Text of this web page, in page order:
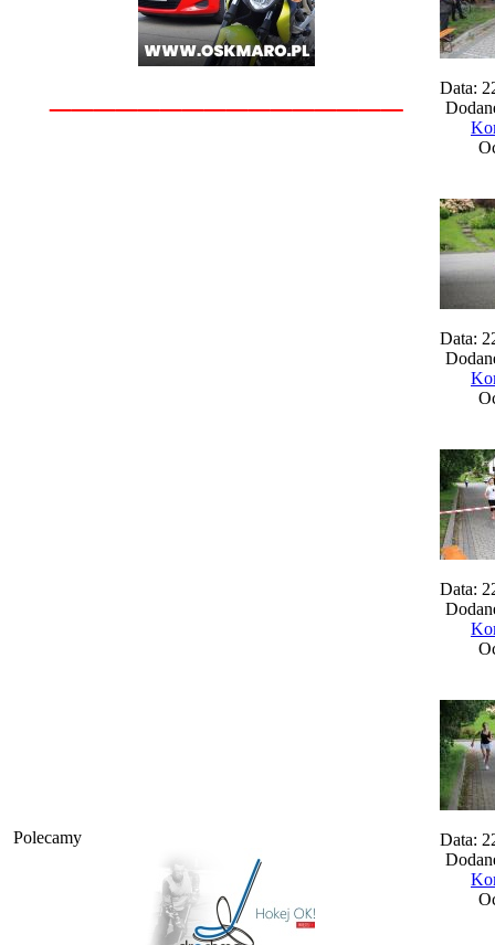
Polecamy
Data:
Data:
Data:
Data: